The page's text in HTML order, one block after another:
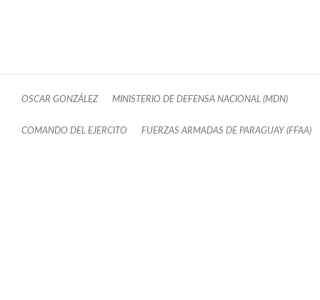
OSCAR GONZÁLEZ MINISTERIO DE DEFENSA NACIONAL (MDN)
COMANDO DEL EJERCITO FUERZAS ARMADAS DE PARAGUAY (FFAA)